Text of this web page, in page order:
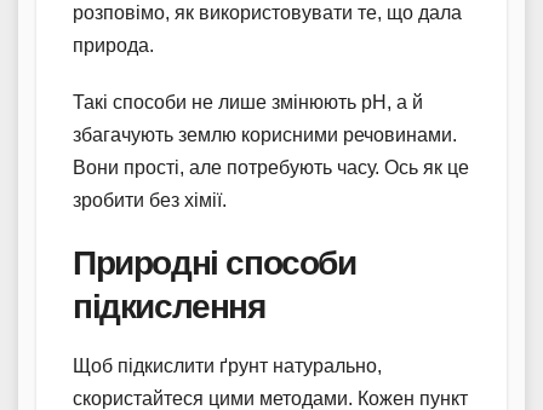
розповімо, як використовувати те, що дала
природа.
Такі способи не лише змінюють pH, а й
збагачують землю корисними речовинами.
Вони прості, але потребують часу. Ось як це
зробити без хімії.
Природні способи
підкислення
Щоб підкислити ґрунт натурально,
скористайтеся цими методами. Кожен пункт